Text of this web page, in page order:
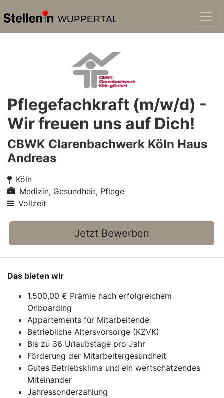
WUPPERTAL
Pflegefachkraft (m/w/d) -
Wir freuen uns auf Dich!
CBWK Clarenbachwerk Köln Haus
Andreas
Köln
Medizin, Gesundheit, Pflege
Vollzeit
Jetzt Bewerben
Das bieten wir
1.500,00 € Prämie nach erfolgreichem
Onboarding
Appartements für Mitarbeitende
Betriebliche Altersvorsorge (KZVK)
Bis zu 36 Urlaubstage pro Jahr
Förderung der Mitarbeitergesundheit
Gutes Betriebsklima und ein wertschätzendes
Miteinander
Jahressonderzahlung